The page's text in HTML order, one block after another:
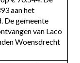
aan het
De gemeente
van Laco
Woensdrecht